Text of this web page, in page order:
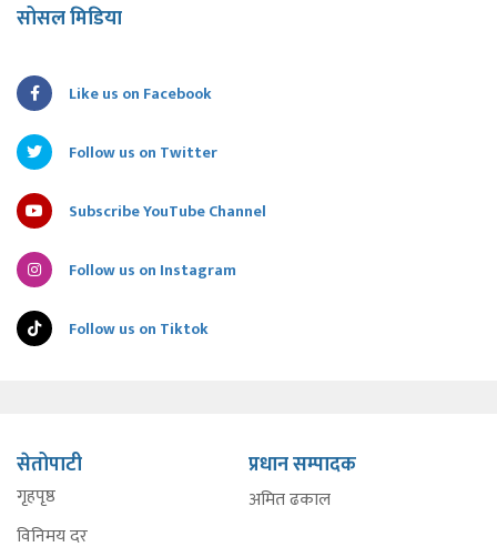
सोसल मिडिया
Like us on Facebook
Follow us on Twitter
Subscribe YouTube Channel
Follow us on Instagram
Follow us on Tiktok
सेतोपाटी
गृहपृष्ठ
विनिमय दर
प्रधान सम्पादक
अमित ढकाल